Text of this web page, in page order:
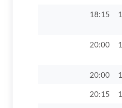
18:15 1
20:00 1
20:00 1
20:15 1